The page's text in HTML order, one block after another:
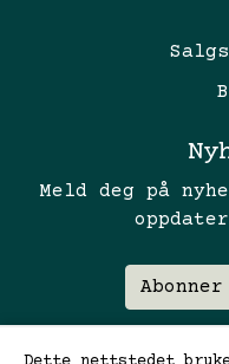
Meld deg på